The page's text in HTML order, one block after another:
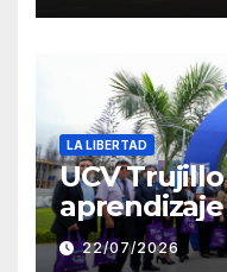
Clement
LA LIBERTAD
UCV
artificial a
22/07/2026